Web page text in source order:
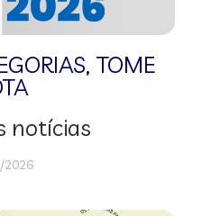
, TOME
notícias
2026